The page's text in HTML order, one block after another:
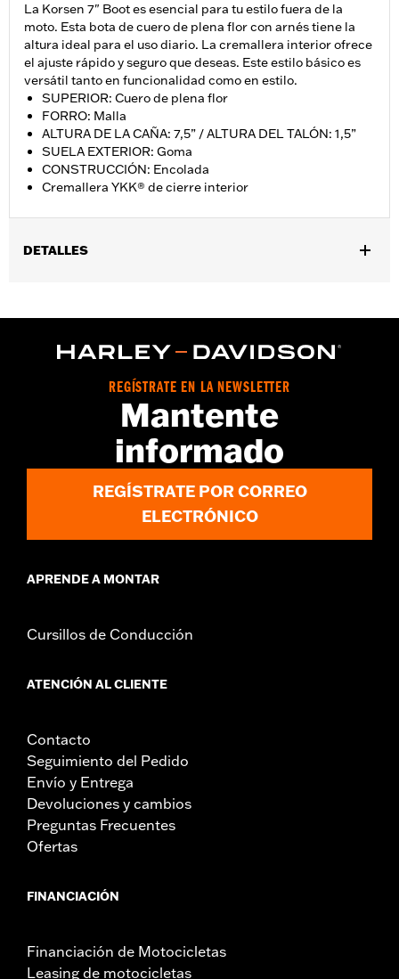
La Korsen 7" Boot es esencial para tu estilo fuera de la
moto. Esta bota de cuero de plena flor con arnés tiene la
altura ideal para el uso diario. La cremallera interior ofrece
el ajuste rápido y seguro que deseas. Este estilo básico es
versátil tanto en funcionalidad como en estilo.
SUPERIOR: Cuero de plena flor
FORRO: Malla
ALTURA DE LA CAÑA: 7,5” / ALTURA DEL TALÓN: 1,5”
SUELA EXTERIOR: Goma
CONSTRUCCIÓN: Encolada
Cremallera YKK® de cierre interior
DETALLES
Características funcionales:ConstrucciÃ³n encolada
www.h-d.com/warranty para más detalles
Importado
Dimension Description:
ALTURA DE LA CAÑA: 7,5” / ALTURA
REGÍSTRATE EN LA NEWSLETTER
Mantente
informado
REGÍSTRATE POR CORREO
ELECTRÓNICO
APRENDE A MONTAR
Cursillos de Conducción
ATENCIÓN AL CLIENTE
Contacto
Seguimiento del Pedido
Envío y Entrega
Devoluciones y cambios
Preguntas Frecuentes
Ofertas
FINANCIACIÓN
Financiación de Motocicletas
Leasing de motocicletas